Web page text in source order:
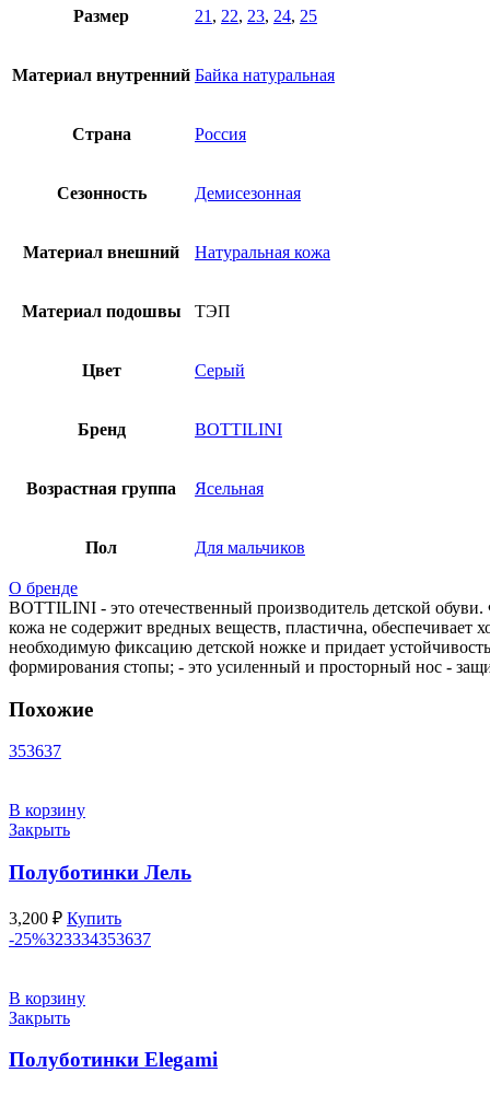
Размер 21 , 22, 23, 24, 25
Материал внутренний Байка натуральная
Страна Россия
Сезонность Демисезонная
Материал внешний Натуральная кожа
Материал подошвы ТЭП
Цвет Серый
Бренд BOTTILINI
Возрастная группа Ясельная
Пол Для мальчиков
О бренде
BOTTILINI - это отечественный производитель детской
кожа не содержит вредных веществ, пластична,
необходимую фиксацию детской ножке и придает
формирования стопы; - это усиленный и просторный нос -
Похожие
353637
В корзину
Закрыть
Полуботинки Лель
3,200 ₽ Купить
-25%323334353637
В корзину
Закрыть
Полуботинки Elegami